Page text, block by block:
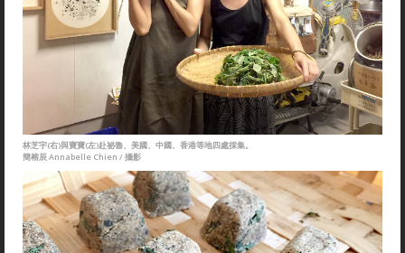
林芝宇(右)與寶寶(左)赴祕魯、美國、中國、香港等地四處採集。
簡榕辰 Annabelle Chien / 攝影